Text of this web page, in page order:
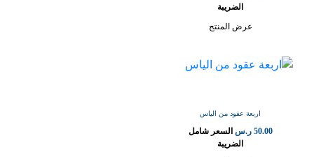
الضريبة
عرض المنتج
اربعة عقود من الياس
50.00 ر.س السعر شامل
الضريبة